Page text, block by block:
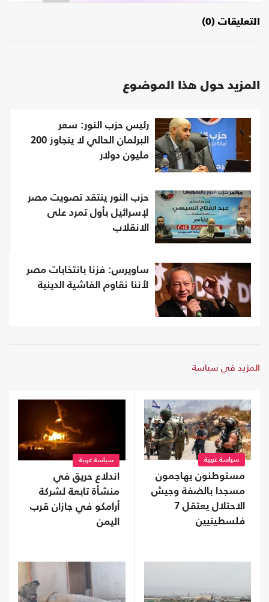
التعليقات (0)
المزيد حول هذا الموضوع
رئيس حزب النور: سعر
البرلمان الحالي لا يتجاوز 200
مليون دولار
حزب النور ينتقد تصويت مصر
لإسرائيل بأول تمرد على
الانقلاب
ساويرس: فزنا بانتخابات مصر
لأننا نقاوم الفاشية الدينية
المزيد في سياسة
سياسة عربية
مستوطنون يهاجمون
مسجدا بالضفة وجيش
الاحتلال يعتقل 7
فلسطينيين
سياسة عربية
اندلاع حريق في
منشأة تابعة لشركة
أرامكو في جازان قرب
اليمن